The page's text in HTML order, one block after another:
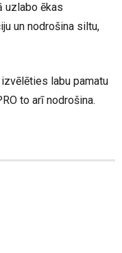
uzlabo ēkas
un nodrošina siltu,
labu pamatu
to arī nodrošina.